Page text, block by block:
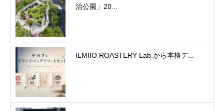
治公園」20...
ILMIIO ROASTERY Lab.から本格デ...